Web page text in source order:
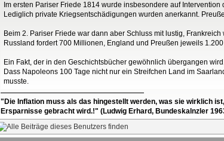
Im ersten Pariser Friede 1814 wurde insbesondere auf
Lediglich private Kriegsentschädigungen wurden anerkannt.
Beim 2. Pariser Friede war dann aber Schluss mit lustig,
Russland fordert 700 Millionen, England und Preußen jeweils
Ein Fakt, der in den Geschichtsbücher gewöhnlich übergangen
Dass Napoleons 100 Tage nicht nur ein Streifchen Land im
musste.
"Die Inflation muss als das hingestellt werden, was sie wirklich
Ersparnisse gebracht wird.!" (Ludwig Erhard, Bundeskalnzler